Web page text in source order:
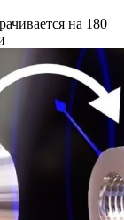
на 180